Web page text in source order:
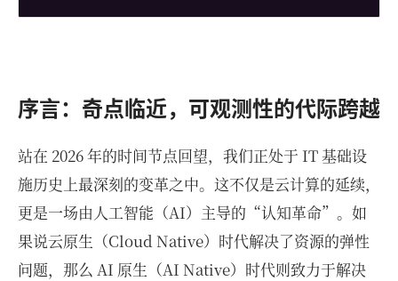
序言：奇点临近，可观测性的代际跨越
站在 2026 年的时间节点回望，我们正处于 IT 基础设
施历史上最深刻的变革之中。这不仅是云计算的延续，
更是一场由人工智能（AI）主导的“认知革命”。如
果说云原生（Cloud Native）时代解决了资源的弹性
问题，那么 AI 原生（AI Native）时代则致力于解决